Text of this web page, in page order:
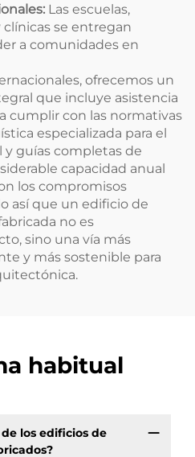
Las escuelas,
se entregan
a comunidades en
ofrecemos un
que incluye asistencia
cumplir con las normativas
especializada para el
guías completas de
capacidad anual
los compromisos
así que un edificio de
no es
sino una vía más
y más sostenible para
habitual
los edificios de